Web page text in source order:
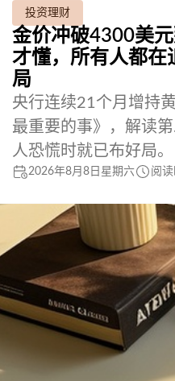
投资理财
金价冲破4300美
才懂，所有人都在
局
央行连续21个月增持
最重要的事》，解读
人恐慌时就已布好局。
2026年8月8日星期六 阅